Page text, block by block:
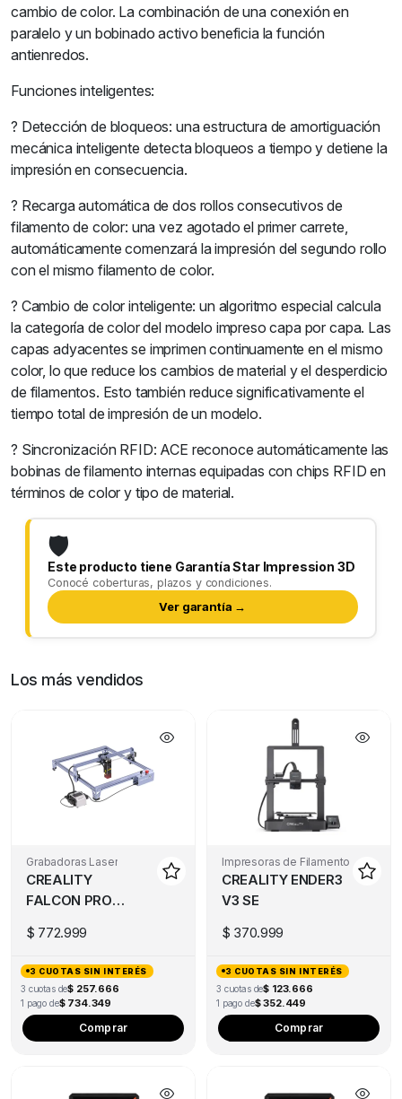
cambio de color. La combinación de una conexión en
paralelo y un bobinado activo beneficia la función
antienredos.
Funciones inteligentes:
? Detección de bloqueos: una estructura de amortiguación
mecánica inteligente detecta bloqueos a tiempo y detiene la
impresión en consecuencia.
? Recarga automática de dos rollos consecutivos de
filamento de color: una vez agotado el primer carrete,
automáticamente comenzará la impresión del segundo rollo
con el mismo filamento de color.
? Cambio de color inteligente: un algoritmo especial calcula
la categoría de color del modelo impreso capa por capa. Las
capas adyacentes se imprimen continuamente en el mismo
color, lo que reduce los cambios de material y el desperdicio
de filamentos. Esto también reduce significativamente el
tiempo total de impresión de un modelo.
? Sincronización RFID: ACE reconoce automáticamente las
bobinas de filamento internas equipadas con chips RFID en
términos de color y tipo de material.
🛡️
Este producto tiene Garantía Star Impression 3D
Conocé coberturas, plazos y condiciones.
Ver garantía →
Los más vendidos
Grabadoras Laser
CREALITY
FALCON PRO
$ 772.999
3 CUOTAS SIN INTERÉS
3 cuotas de$ 257.666
1 pago de$ 734.349
Comprar
Impresoras de Filamento
CREALITY ENDER3
V3 SE
$ 370.999
3 CUOTAS SIN INTERÉS
3 cuotas de$ 123.666
1 pago de$ 352.449
Comprar